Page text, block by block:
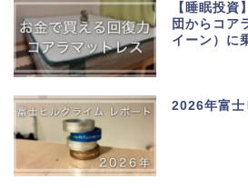
【睡眠投
団からコア
イーン）に
2026年富士